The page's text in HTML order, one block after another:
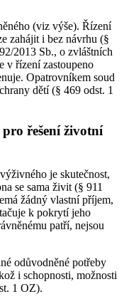
(viz výše). Řízení
zahájit i bez návrhu (§
2013 Sb., o zvláštních
v řízení zastoupeno
Opatrovníkem soud
dětí (§ 469 odst. 1
řešení životní
je skutečnost,
se sama živit (§ 911
žádný vlastní příjem,
k pokrytí jeho
patří, nejsou
odůvodněné potřeby
i schopnosti, možnosti
1 OZ).